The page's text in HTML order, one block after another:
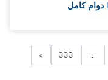
...
333
»